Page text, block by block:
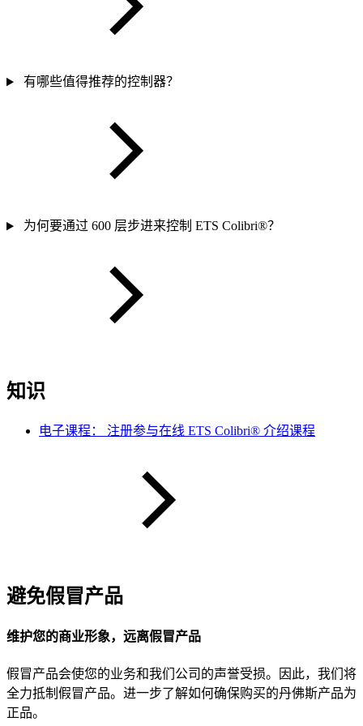
有哪些值得推荐的控制器？
为何要通过 600 层步进来控制 ETS Colibri®？
知识
电子课程： 注册参与在线 ETS Colibri® 介绍课程
避免假冒产品
维护您的商业形象，远离假冒产品
假冒产品会使您的业务和我们公司的声誉受损。因此，我们将
全力抵制假冒产品。进一步了解如何确保购买的丹佛斯产品为
正品。